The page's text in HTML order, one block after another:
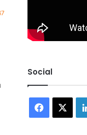
Social
Facebook